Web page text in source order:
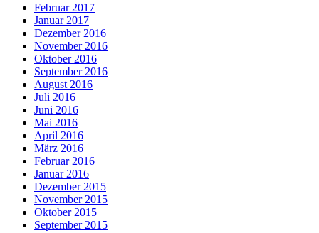
Februar 2017
Januar 2017
Dezember 2016
November 2016
Oktober 2016
September 2016
August 2016
Juli 2016
Juni 2016
Mai 2016
April 2016
März 2016
Februar 2016
Januar 2016
Dezember 2015
November 2015
Oktober 2015
September 2015